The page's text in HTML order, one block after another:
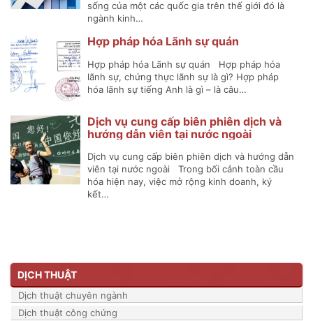
sống của một các quốc gia trên thế giới đó là
ngành kinh…
Hợp pháp hóa Lãnh sự quán
Hợp pháp hóa Lãnh sự quán Hợp pháp hóa
lãnh sự, chứng thực lãnh sự là gì? Hợp pháp
hóa lãnh sự tiếng Anh là gì – là câu…
Dịch vụ cung cấp biên phiên dịch và
hướng dẫn viên tại nước ngoài
Dịch vụ cung cấp biên phiên dịch và hướng dẫn
viên tại nước ngoài Trong bối cảnh toàn cầu
hóa hiện nay, việc mở rộng kinh doanh, ký
kết…
DỊCH THUẬT
Dịch thuật chuyên ngành
Dịch thuật công chứng